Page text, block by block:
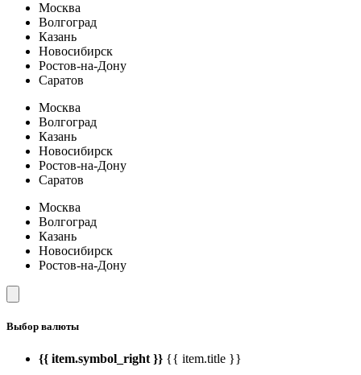
Москва
Волгоград
Казань
Новосибирск
Ростов-на-Дону
Саратов
Москва
Волгоград
Казань
Новосибирск
Ростов-на-Дону
Саратов
Москва
Волгоград
Казань
Новосибирск
Ростов-на-Дону
Выбор валюты
{{ item.symbol_right }} {{ item.title }}